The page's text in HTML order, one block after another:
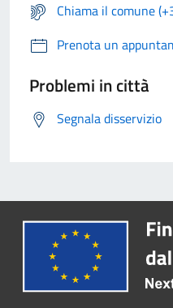
Chiama il comune
Prenota un
Problemi in città
Segnala disservizio